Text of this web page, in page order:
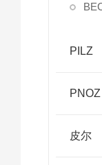
PILZ
PNOZ
皮尔